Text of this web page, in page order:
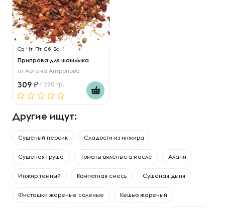
Ср Чт Пт Сб Вс
Приправа для шашлыка
от Артема Антропова
309 / 220 гр.
Другие ищут:
Сушеный персик Сладости из инжира
Сушеная груша Томаты вяленые в масле Алани
Инжир темный Компотная смесь Сушеная дыня
Фисташки жареные соленые Кешью жареный